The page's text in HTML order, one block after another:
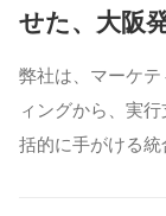
せた、大阪
弊社は、マーケ
ィングから、実
括的に手がける統